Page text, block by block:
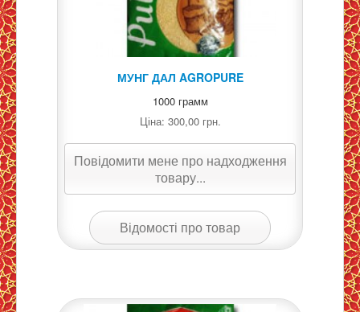
МУНГ ДАЛ AGROPURE
1000 грамм
Ціна: 300,00 грн.
Повідомити мене про надходження
товару...
Відомості про товар